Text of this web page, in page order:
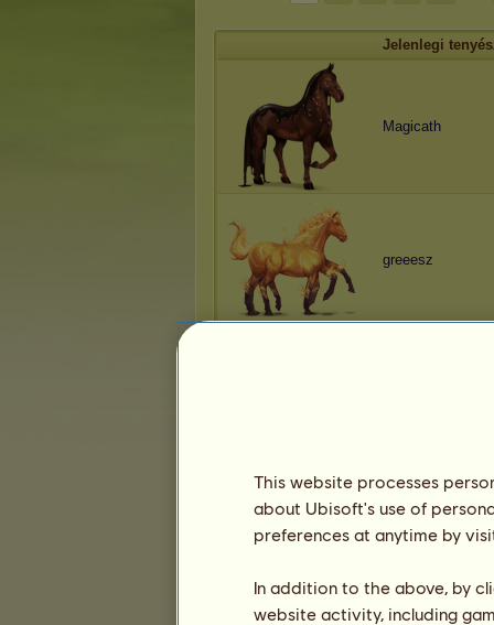
Jelenlegi
Magicath
greeesz
Magicath
This website processes
about Ubisoft's use of
preferences at anytime by
In addition to the above, by
website activity, including